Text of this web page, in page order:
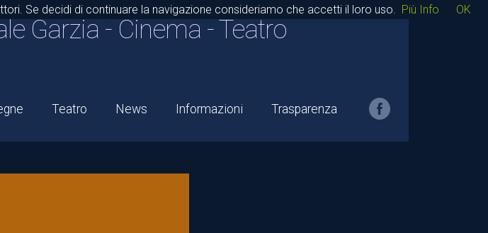
Garzia- Cinema - Teatro
Teatro News Informazioni Trasparenza
Se decidi di continuare la navigazione consideriamo che accetti il loro uso. Più Info OK